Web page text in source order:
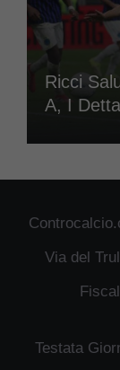
Ricci
A, I
Via del
Testata